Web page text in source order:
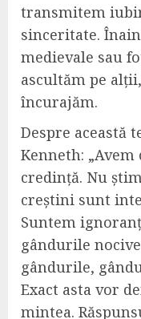
transmitem
sinceritate.
medievale sau
ascultăm pe
încurajăm.
Despre această
Kenneth:
credință. Nu
creștini sunt
Suntem
gândurile
gândurile,
Exact asta vor
mintea.